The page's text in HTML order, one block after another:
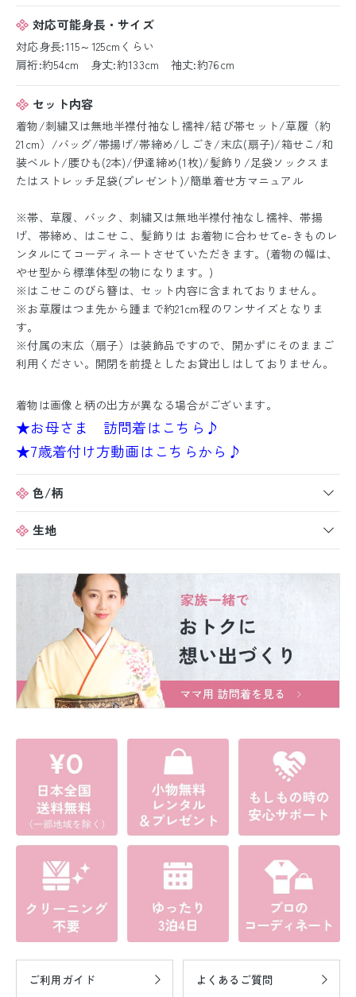
対応可能身長・サイズ
対応身長:115～125cmくらい
肩裄:約54cm 身丈:約133cm 袖丈:約76cm
セット内容
着物/刺繍又は無地半襟付袖なし襦袢/結び帯セット/草履（約
21cm）/バッグ/帯揚げ/帯締め/しごき/末広(扇子)/箱せこ/和
装ベルト/腰ひも(2本)/伊達締め(1枚)/髪飾り/足袋ソックスま
たはストレッチ足袋(プレゼント)/簡単着せ方マニュアル
※帯、草履、バック、刺繍又は無地半襟付袖なし襦袢、帯揚
げ、帯締め、はこせこ、髪飾りは お着物に合わせてe-きものレ
ンタルにてコーディネートさせていただきます。(着物の幅は、
やせ型から標準体型の物になります。)
※はこせこのびら簪は、セット内容に含まれておりません。
※お草履はつま先から踵まで約21cm程のワンサイズとなりま
す。
※付属の末広（扇子）は装飾品ですので、開かずにそのままご
利用ください。開閉を前提としたお貸出しはしておりません。
着物は画像と柄の出方が異なる場合がございます。
★お母さま 訪問着はこちら♪
★7歳着付け方動画はこちらから♪
色/柄
生地
ご利用ガイド よくあるご質問